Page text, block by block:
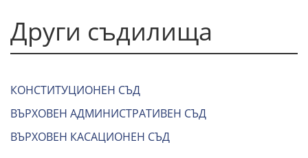
Други съдилища
КОНСТИТУЦИОНЕН СЪД
ВЪРХОВЕН АДМИНИСТРАТИВЕН СЪД
ВЪРХОВЕН КАСАЦИОНЕН СЪД